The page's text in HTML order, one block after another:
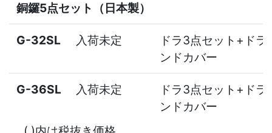
銅鑼5点セット（日本製）
G-32SL 入荷未定
ドラ3点セット+ド
ンドカバー
G-36SL 入荷未定
ドラ3点セット+ド
ンドカバー